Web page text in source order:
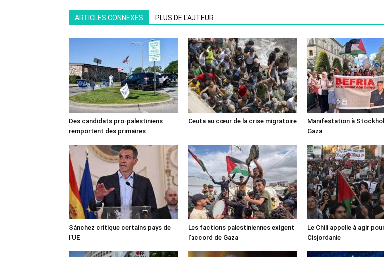
ARTICLES CONNEXES PLUS DE L'AUTEUR
Des candidats pro-palestiniens
remportent des primaires
Ceuta au cœur de la crise migratoire
Manifestation à
Gaza
Sánchez critique certains pays de
l’UE
Les factions palestiniennes exigent
l’accord de Gaza
Le Chili appelle à agir
Cisjordanie